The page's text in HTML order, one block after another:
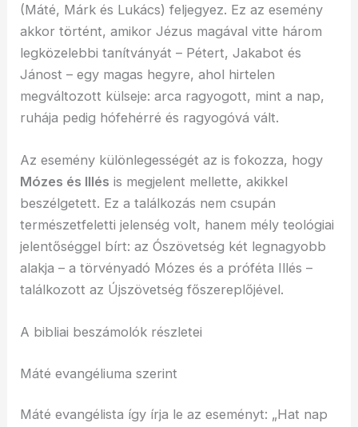
(Máté, Márk és Lukács) feljegyez. Ez az esemény
akkor történt, amikor Jézus magával vitte három
legközelebbi tanítványát – Pétert, Jakabot és
Jánost – egy magas hegyre, ahol hirtelen
megváltozott külseje: arca ragyogott, mint a nap,
ruhája pedig hófehérré és ragyogóvá vált.
Az esemény különlegességét az is fokozza, hogy
Mózes és Illés is megjelent mellette, akikkel
beszélgetett. Ez a találkozás nem csupán
természetfeletti jelenség volt, hanem mély teológiai
jelentőséggel bírt: az Ószövetség két legnagyobb
alakja – a törvényadó Mózes és a próféta Illés –
találkozott az Újszövetség főszereplőjével.
A bibliai beszámolók részletei
Máté evangéliuma szerint
Máté evangélista így írja le az eseményt: „Hat nap